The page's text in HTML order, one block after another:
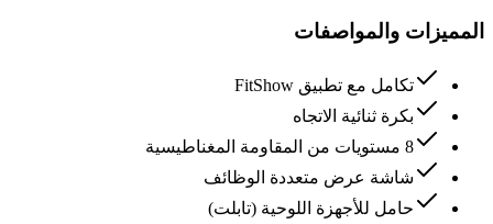
المميزات والمواصفات
تكامل مع تطبيق FitShow
بكرة ثنائية الاتجاه
8 مستويات من المقاومة المغناطيسية
شاشة عرض متعددة الوظائف
حامل للأجهزة اللوحية (تابلت)